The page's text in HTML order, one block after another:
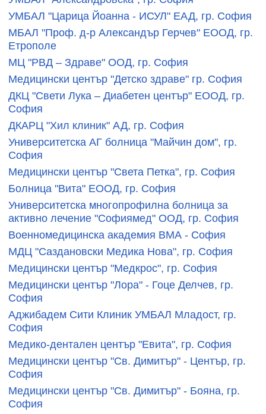
УМБАЛ "Царица Йоанна - ИСУЛ" ЕАД, гр. София
МБАЛ "Проф. д-р Александър Герчев" ЕООД, гр.
Етрополе
МЦ "РВД – Здраве" ООД, гр. София
Медицински център "Детско здраве" гр. София
ДКЦ "Свети Лука – Диабетен център" ЕООД, гр.
София
ДКАРЦ "Хил клиник" АД, гр. София
Университетска АГ болница "Майчин дом", гр.
София
Медицински център "Света Петка", гр. София
Болница "Вита" ЕООД, гр. София
Университетска многопрофилна болница за
активно лечение "Софиямед" ООД, гр. София
Военномедицинска академия ВМА - София
МДЦ "Саздановски Медика Нова", гр. София
Медицински център "Медкрос", гр. София
Медицински център "Лора" - Гоце Делчев, гр.
София
Аджибадем Сити Клиник УМБАЛ Младост, гр.
София
Медико-дентален център "Евита", гр. София
Медицински център "Св. Димитър" - Център, гр.
София
Медицински център "Св. Димитър" - Бояна, гр.
София